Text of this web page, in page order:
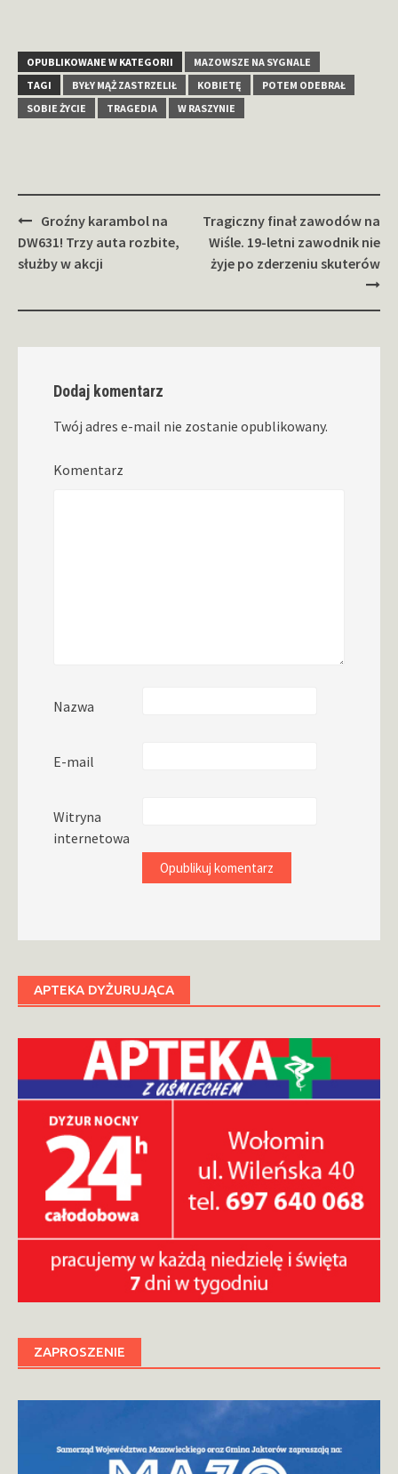
OPUBLIKOWANE W KATEGORII
MAZOWSZE NA SYGNALE
TAGI
BYŁY MĄŻ ZASTRZELIŁ KOBIETĘ
POTEM ODEBRAŁ
SOBIE ŻYCIE
TRAGEDIA W RASZYNIE
Zobacz
wpisy
Groźny karambol na
DW631! Trzy auta rozbite,
służby w akcji
Tragiczny finał zawodów na
Wiśle. 19-letni zawodnik nie
żyje po zderzeniu skuterów
Dodaj komentarz
Twój adres e-mail nie zostanie opublikowany.
Komentarz
Nazwa
E-mail
Witryna
internetowa
APTEKA DYŻURUJĄCA
ZAPROSZENIE